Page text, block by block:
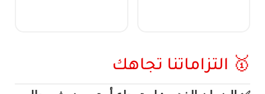
🥇 التزاماتنا تجاهك